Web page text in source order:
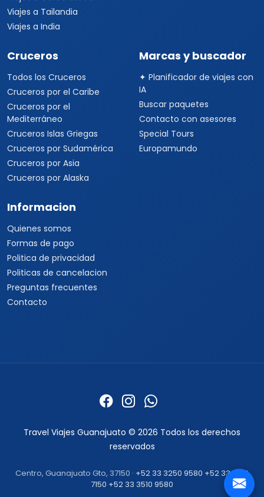
Viajes a Tailandia
Viajes a India
Cruceros
Todos los Cruceros
Cruceros por el Caribe
Cruceros por el
Mediterráneo
Cruceros Islas Griegas
Cruceros por Sudamérica
Cruceros por Asia
Cruceros por Alaska
Marcas y buscador
✦ Planificador de viajes con
IA
Buscar paquetes
Contacto con asesores
Special Tours
Europamundo
Informacion
Quienes somos
Formas de pago
Politica de privacidad
Politicas de cancelacion
Preguntas frecuentes
Contacto
Travel Viajes Guanajuato © 2026 Todos los derechos
reservados
Centro, Guanajuato Gto, 37150 · +52 33 3250 9580 +52 33 1862
7150 +52 33 3510 9580